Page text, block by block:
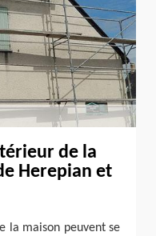
de la
Herepian et
la maison peuvent se